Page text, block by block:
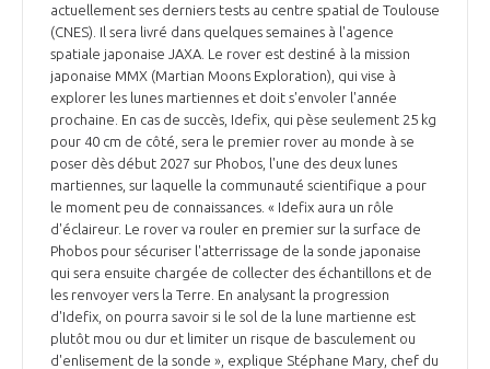
NOTRE HISTOIRE
L’ÉQUIPE DU GIFAS
NOS RÉSEAUX À L'INTERNATIONAL
GEADS
COMITÉ AERO PME
STARTAIR
COMMISSIONS ET COMITÉS
ACCOMPAGNEMENT DE NOS ADHÉRENTS
LES PROGRAMMES DU GIFAS
UN ÉCOSYSTÈME INTÉGRÉ ET COHÉRENT
POURQUOI DEVENIR MEMBRE ?
LA MÉDIATION
LA MÉDIATION DANS LA FILIÈRE AÉRONAUTIQUE ET SPATIALE
LE MÉDIATEUR DE LA FILIÈRE AÉRONAUTIQUE ET SPATIALE
MÉDIATION ET CHARTE D’ENGAGEMENT SUR LES RELATIONS ENTRE
CLIENTS ET FOURNISSEURS
LE SALON DU BOURGET
L'OBSERVATOIRE
CHIFFRES CLÉS
actuellement ses derniers tests au centre spatial de Toulouse
(CNES). Il sera livré dans quelques semaines à l'agence
spatiale japonaise JAXA. Le rover est destiné à la mission
japonaise MMX (Martian Moons Exploration), qui vise à
explorer les lunes martiennes et doit s'envoler l'année
prochaine. En cas de succès, Idefix, qui pèse seulement 25 kg
pour 40 cm de côté, sera le premier rover au monde à se
poser dès début 2027 sur Phobos, l'une des deux lunes
martiennes, sur laquelle la communauté scientifique a pour
le moment peu de connaissances. « Idefix aura un rôle
d'éclaireur. Le rover va rouler en premier sur la surface de
Phobos pour sécuriser l'atterrissage de la sonde japonaise
qui sera ensuite chargée de collecter des échantillons et de
les renvoyer vers la Terre. En analysant la progression
d'Idefix, on pourra savoir si le sol de la lune martienne est
plutôt mou ou dur et limiter un risque de basculement ou
d'enlisement de la sonde », explique Stéphane Mary, chef du
Découvrez les avantages d'adhérer au GIFAS.
Rencontres, salons, données sectorielles,
programmes ...
DEMANDE D’ADHÉSION